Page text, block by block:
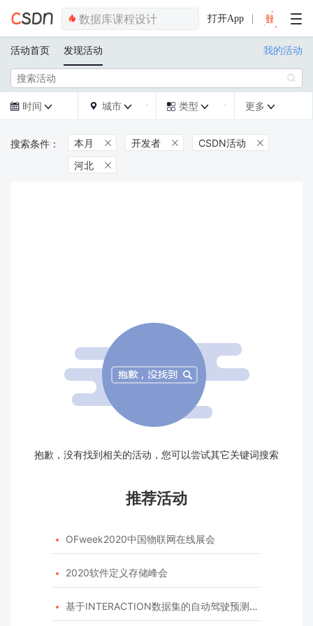
打开App
活动首页 发现活动 我的活动

 时间   城市   类型  更多 
本月  开发者  CSDN活动 
河北 
抱歉，没有找到相关的活动，您可以尝试其它关键词搜索
推荐活动
 OFweek2020中国物联网在线展会
 2020软件定义存储峰会
 基于INTERACTION数据集的自动驾驶预测模型挑战赛